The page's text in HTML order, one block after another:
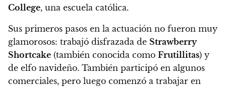
College, una escuela católica.
Sus primeros pasos en la actuación no fueron muy
glamorosos: trabajó disfrazada de Strawberry
Shortcake (también conocida como Frutillitas) y
de elfo navideño. También participó en algunos
comerciales, pero luego comenzó a trabajar en